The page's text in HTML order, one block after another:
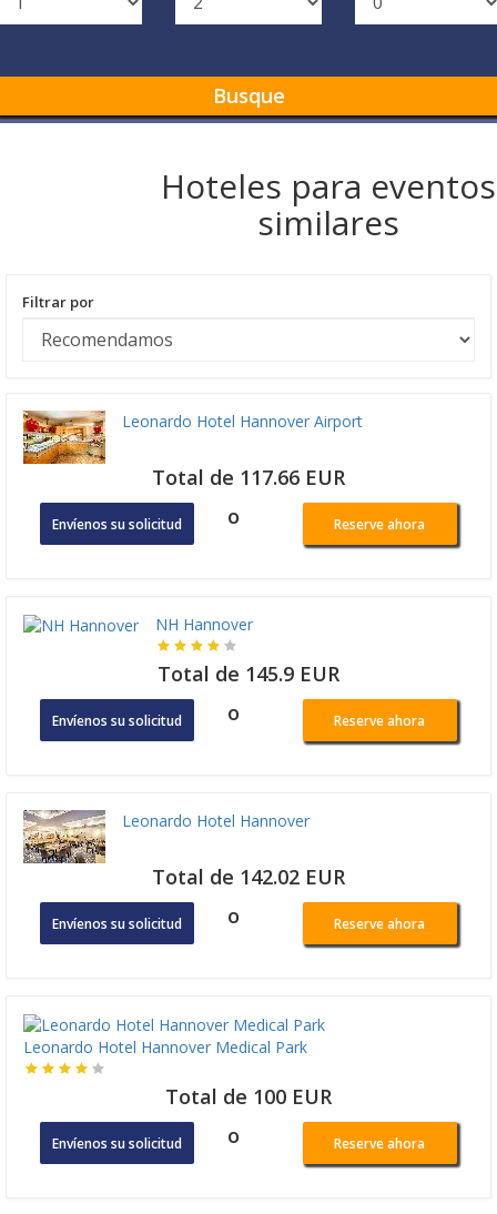
Busque
Hoteles para eventos
similares
Filtrar por
Leonardo Hotel Hannover Airport
Total de 117.66 EUR
Envíenos su solicitud o Reserve ahora
NH Hannover
Total de 145.9 EUR
Envíenos su solicitud o Reserve ahora
Leonardo Hotel Hannover
Total de 142.02 EUR
Envíenos su solicitud o Reserve ahora
Leonardo Hotel Hannover Medical Park
Total de 100 EUR
Envíenos su solicitud o Reserve ahora